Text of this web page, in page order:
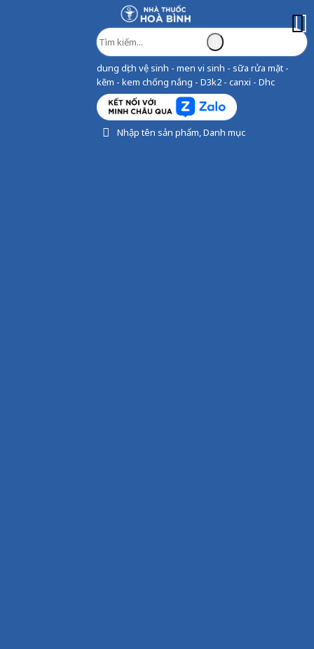
dung dịch vệ sinh - men vi sinh - sữa rửa mặt -
kẽm - kem chống nắng - D3k2 - canxi - Dhc
Nhập tên sản phẩm, Danh mục